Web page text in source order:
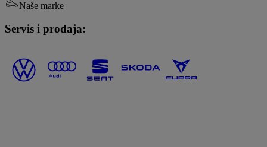
Naše marke
Servis i prodaja: